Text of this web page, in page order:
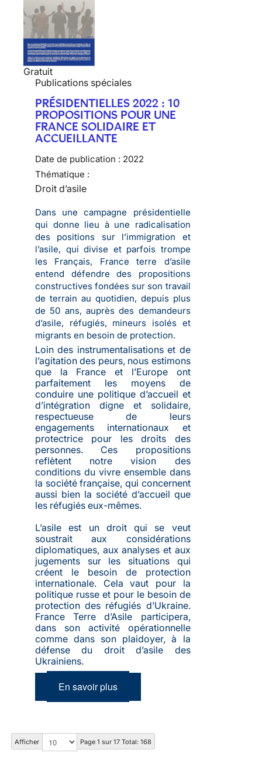
Gratuit
Publications spéciales
PRÉSIDENTIELLES 2022 : 10
PROPOSITIONS POUR UNE
FRANCE SOLIDAIRE ET
ACCUEILLANTE
Date de publication : 2022
Thématique :
Droit d’asile
Dans une campagne présidentielle
qui donne lieu à une radicalisation
des positions sur l’immigration et
l’asile, qui divise et parfois trompe
les Français, France terre d’asile
entend défendre des propositions
constructives fondées sur son travail
de terrain au quotidien, depuis plus
de 50 ans, auprès des demandeurs
d’asile, réfugiés, mineurs isolés et
migrants en besoin de protection.
Loin des instrumentalisations et de
l’agitation des peurs, nous estimons
que la France et l’Europe ont
parfaitement les moyens de
conduire une politique d’accueil et
d’intégration digne et solidaire,
respectueuse de leurs
engagements internationaux et
protectrice pour les droits des
personnes. Ces propositions
reflètent notre vision des
conditions du vivre ensemble dans
la société française, qui concernent
aussi bien la société d’accueil que
les réfugiés eux-mêmes.
L’asile est un droit qui se veut
soustrait aux considérations
diplomatiques, aux analyses et aux
jugements sur les situations qui
créent le besoin de protection
internationale. Cela vaut pour la
politique russe et pour le besoin de
protection des réfugiés d’Ukraine.
France Terre d’Asile participera,
dans son activité opérationnelle
comme dans son plaidoyer, à la
défense du droit d’asile des
Ukrainiens.
En savoir plus
Afficher Page 1 sur 17 Total: 168